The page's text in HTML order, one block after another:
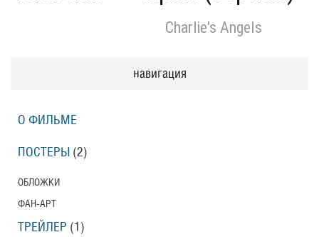
Charlie's Angels
навигация
О ФИЛЬМЕ
ПОСТЕРЫ (2)
ОБЛОЖКИ
ФАН-АРТ
ТРЕЙЛЕР (1)